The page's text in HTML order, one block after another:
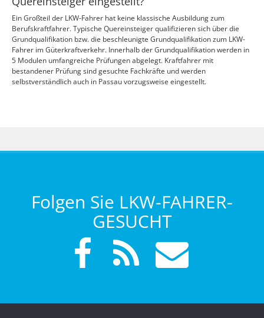
Ein Großteil der LKW-Fahrer hat keine klassische Ausbildung zum
Berufskraftfahrer. Typische Quereinsteiger qualifizieren sich über die
Grundqualifikation bzw. die beschleunigte Grundqualifikation zum LKW-
Fahrer im Güterkraftverkehr. Innerhalb der Grundqualifikation werden in
5 Modulen umfangreiche Prüfungen abgelegt. Kraftfahrer mit
bestandener Prüfung sind gesuchte Fachkräfte und werden
selbstverständlich auch in Passau vorzugsweise eingestellt.
Folgen Sie LKW-FAHRER-
GESUCHT